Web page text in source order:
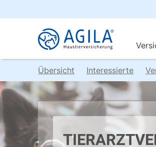
Übersicht Interessierte